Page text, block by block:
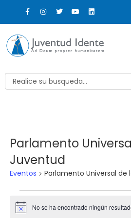
Parlamento
Juventud
Eventos Parlamento Universal de
Aviso No se ha encontrado ningún